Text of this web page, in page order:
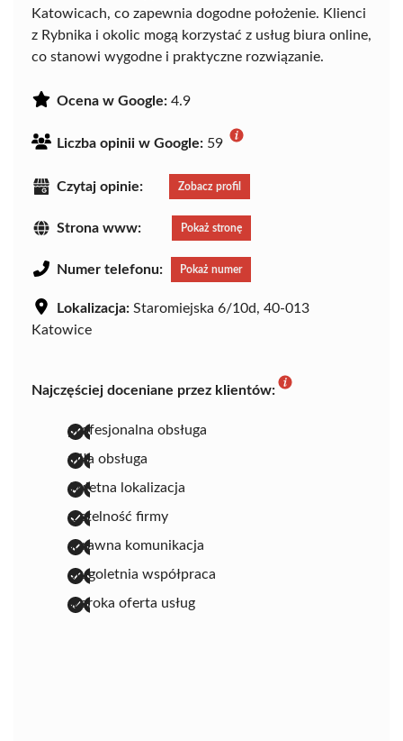
Katowicach, co zapewnia dogodne położenie. Klienci
z Rybnika i okolic mogą korzystać z usług biura online,
co stanowi wygodne i praktyczne rozwiązanie.
Ocena w Google: 4.9
Liczba opinii w Google: 59
Czytaj opinie: Zobacz profil
Strona www: Pokaż stronę
Numer telefonu: Pokaż numer
Lokalizacja: Staromiejska 6/10d, 40-013
Katowice
Najczęściej doceniane przez klientów:
profesjonalna obsługa
miła obsługa
świetna lokalizacja
rzetelność firmy
sprawna komunikacja
długoletnia współpraca
szeroka oferta usług